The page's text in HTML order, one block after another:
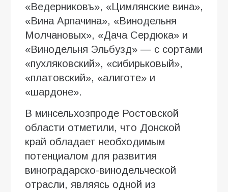
«Ведерниковъ», «Цимлянские вина»,
«Вина Арпачина», «Винодельня
Молчановых», «Дача Сердюка» и
«Винодельня Эльбузд» — с сортами
«пухляковский», «сибирьковый»,
«платовский», «алиготе» и
«шардоне».
В минсельхозпроде Ростовской
области отметили, что Донской
край обладает необходимым
потенциалом для развития
виноградарско-винодельческой
отрасли, являясь одной из